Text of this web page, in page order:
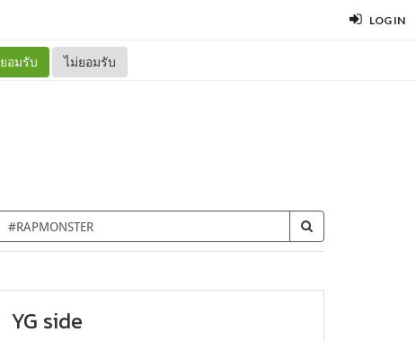
LOG IN
ยอมรับ ไม่ยอมรับ
YG side